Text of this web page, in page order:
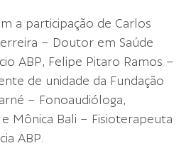
a participação de Carlos
– Doutor em Saúde
ABP, Felipe Pitaro Ramos –
de unidade da Fundação
– Fonoaudióloga,
e Mônica Bali – Fisioterapeuta
ABP.